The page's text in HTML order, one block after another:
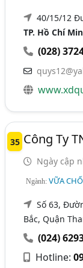
40/15/12
TP. Hồ Chí
(028)
35 Công Ty
Ngày cập
Ngành:VỮA
Số 63,
Bắc, Quận
(024)
Hotline: